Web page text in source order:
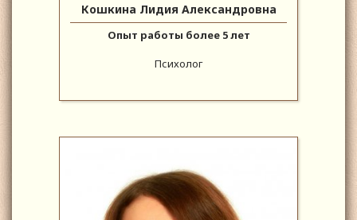
Кошкина Лидия Александровна
Опыт работы более 5 лет
Психолог